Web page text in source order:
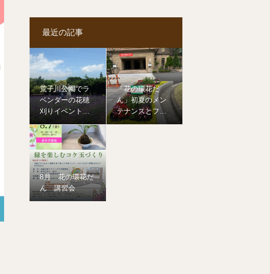
最近の記事
荒子川公園でラ
ベンダーの花穂
刈りイベントを
開催しました
「花の環花だ
ん」初夏のメン
テナンスとフラ
ワーアレンジメ
8月 花の環花だ
ん 講習会